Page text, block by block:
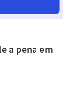
a pena em